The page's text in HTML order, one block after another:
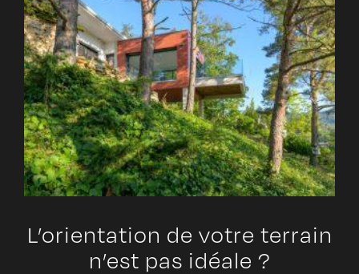
L’orientation de votre terrain
n’est pas idéale ?